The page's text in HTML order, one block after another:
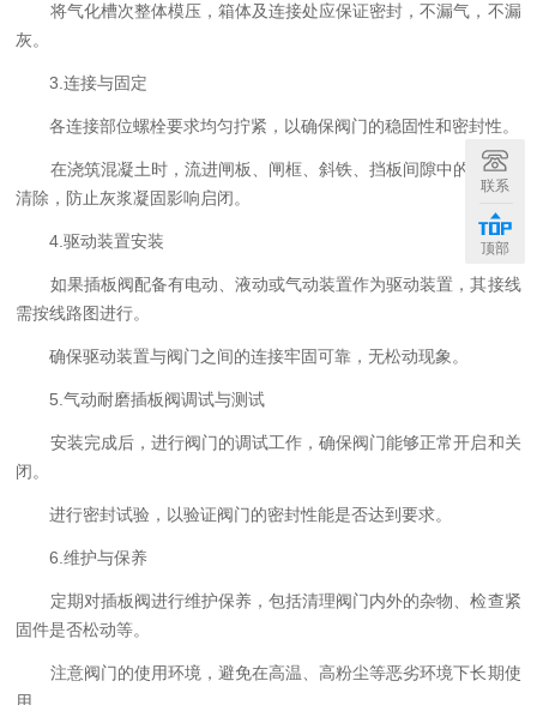
将气化槽次整体模压，箱体及连接处应保证密封，不漏气，不漏
灰。
3.连接与固定
各连接部位螺栓要求均匀拧紧，以确保阀门的稳固性和密封性。
在浇筑混凝土时，流进闸板、闸框、斜铁、挡板间隙中的灰浆应
清除，防止灰浆凝固影响启闭。
4.驱动装置安装
如果插板阀配备有电动、液动或气动装置作为驱动装置，其接线
需按线路图进行。
确保驱动装置与阀门之间的连接牢固可靠，无松动现象。
5.气动耐磨插板阀调试与测试
安装完成后，进行阀门的调试工作，确保阀门能够正常开启和关
闭。
进行密封试验，以验证阀门的密封性能是否达到要求。
6.维护与保养
定期对插板阀进行维护保养，包括清理阀门内外的杂物、检查紧
固件是否松动等。
注意阀门的使用环境，避免在高温、高粉尘等恶劣环境下长期使
联系
顶部